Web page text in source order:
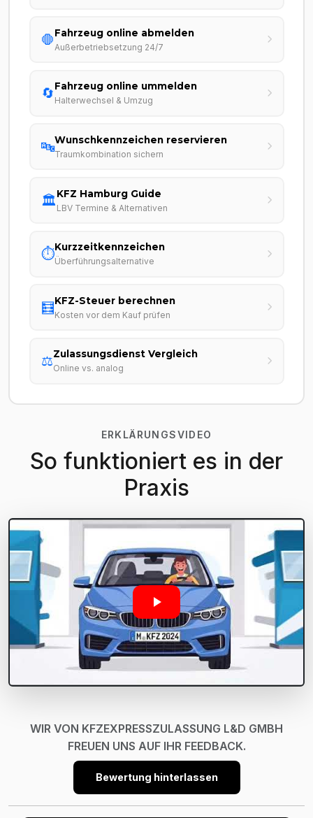
🛑Fahrzeug online abmelden
Außerbetriebsetzung 24/7
🔄Fahrzeug online ummelden
Halterwechsel & Umzug
🔤Wunschkennzeichen reservieren
Traumkombination sichern
🏛️KFZ Hamburg Guide
LBV Termine & Alternativen
⏱️Kurzzeitkennzeichen
Überführungsalternative
🧮KFZ-Steuer berechnen
Kosten vor dem Kauf prüfen
⚖️Zulassungsdienst Vergleich
Online vs. analog
ERKLÄRUNGSVIDEO
So funktioniert es in der
Praxis
WIR VON KFZEXPRESSZULASSUNG L&D GMBH
FREUEN UNS AUF IHR FEEDBACK.
Bewertung hinterlassen